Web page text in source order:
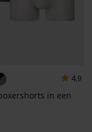
4,9
in een